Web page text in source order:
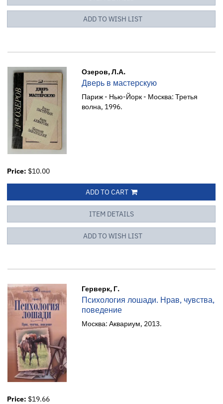
ADD TO WISH LIST
Озеров, Л.А.
Дверь в мастерскую
Париж - Нью-Йорк - Москва: Третья
волна, 1996.
Price: $10.00
ADD TO CART
ITEM DETAILS
ADD TO WISH LIST
Герверк, Г.
Психология лошади. Нрав, чувства,
поведение
Москва: Аквариум, 2013.
Price: $19.66